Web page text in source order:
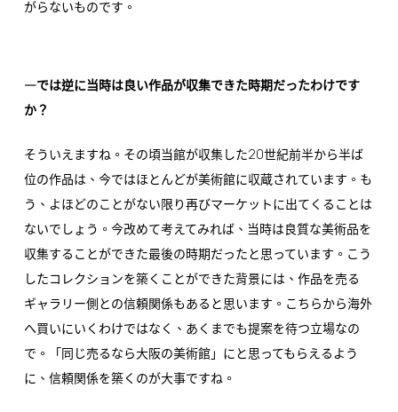
がらないものです。
―では逆に当時は良い作品が収集できた時期だったわけです
か？
そういえますね。その頃当館が収集した20世紀前半から半ば
位の作品は、今ではほとんどが美術館に収蔵されています。も
う、よほどのことがない限り再びマーケットに出てくることは
ないでしょう。今改めて考えてみれば、当時は良質な美術品を
収集することができた最後の時期だったと思っています。こう
したコレクションを築くことができた背景には、作品を売る
ギャラリー側との信頼関係もあると思います。こちらから海外
へ買いにいくわけではなく、あくまでも提案を待つ立場なの
で。「同じ売るなら大阪の美術館」にと思ってもらえるよう
に、信頼関係を築くのが大事ですね。